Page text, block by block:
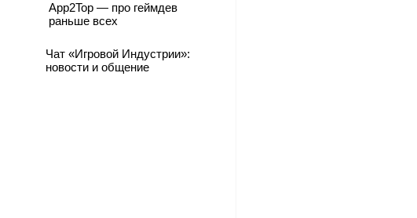
App2Top — про геймдев
раньше всех
Чат «Игровой Индустрии»:
новости и общение